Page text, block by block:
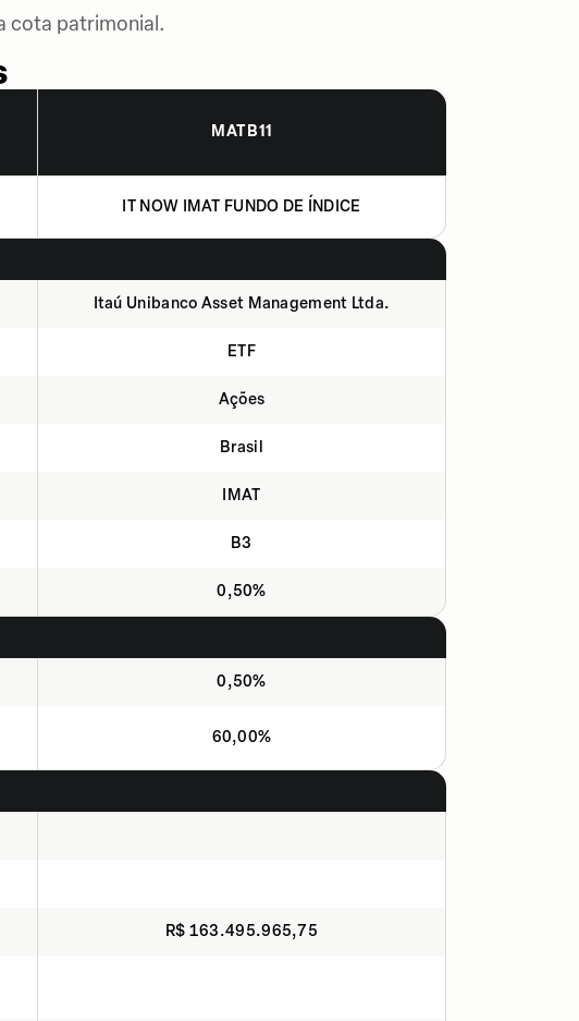
cota patrimonial.
MATB11
IT NOW IMAT FUNDO DE ÍNDICE
Itaú Unibanco Asset Management Ltda.
ETF
Ações
Brasil
IMAT
B3
0,50%
0,50%
60,00%
R$ 163.495.965,75